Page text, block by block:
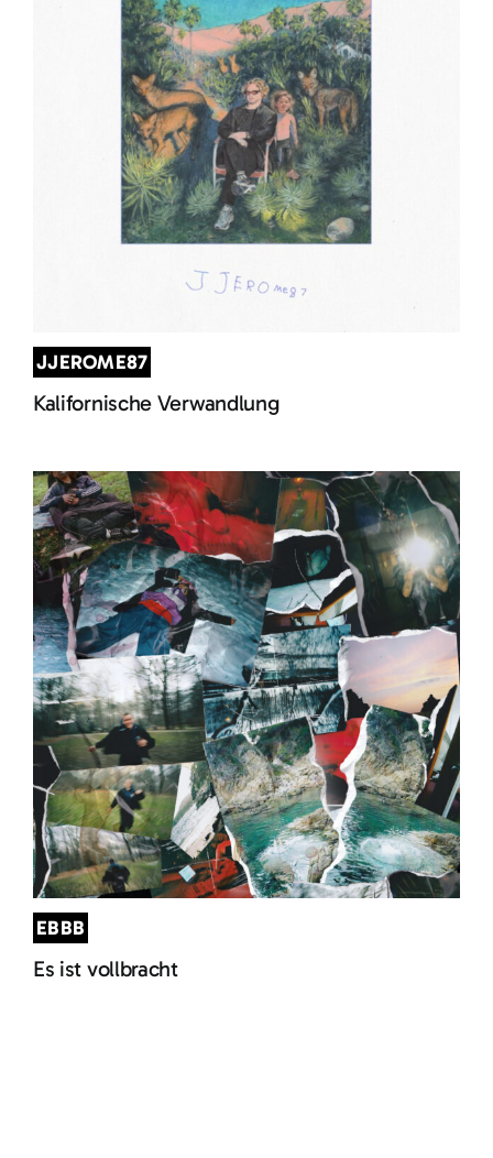
JJEROME87
Kalifornische Verwandlung
EBBB
Es ist vollbracht